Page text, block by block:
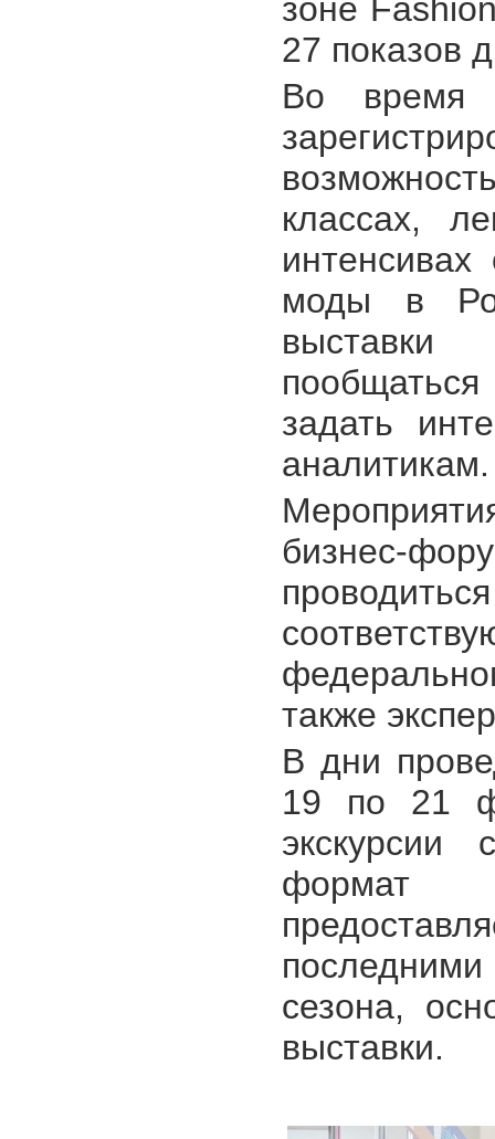
зоне
27 показов
Во время
классах,
моды в
выставки
задать
аналитикам.
бизнес-
также
В дни
19 по 21
экскурсии
формат
сезона,
выставки.